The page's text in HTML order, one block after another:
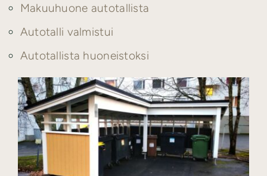
Makuuhuone autotallista
Autotalli valmistui
Autotallista huoneistoksi